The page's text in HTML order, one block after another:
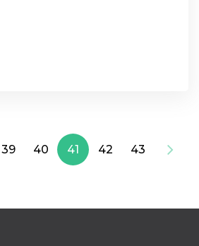
39 40 41 42 43